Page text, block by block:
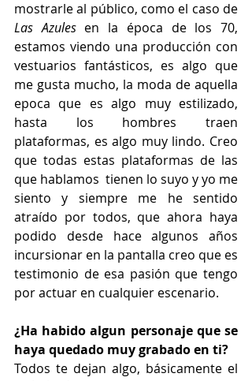
Las Azules en la época de los 70,
estamos viendo una producción con
vestuarios fantásticos, es algo que
me gusta mucho, la moda de aquella
epoca que es algo muy estilizado,
hasta los hombres traen
plataformas, es algo muy lindo. Creo
que todas estas plataformas de las
que hablamos  tienen lo suyo y yo me
siento y siempre me he sentido
atraído por todos, que ahora haya
podido desde hace algunos años
incursionar en la pantalla creo que es
testimonio de esa pasión que tengo
por actuar en cualquier escenario.
¿Ha habido algun personaje que se
haya quedado muy grabado en ti?
Todos te dejan algo, básicamente el